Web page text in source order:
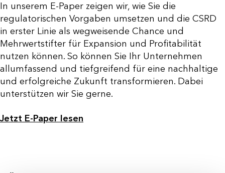
In unserem E-Paper zeigen wir, wie Sie die
regulatorischen Vorgaben umsetzen und die CSRD
in erster Linie als wegweisende Chance und
Mehrwertstifter für Expansion und Profitabilität
nutzen können. So können Sie Ihr Unternehmen
allumfassend und tiefgreifend für eine nachhaltige
und erfolgreiche Zukunft transformieren. Dabei
unterstützen wir Sie gerne.
Jetzt E-Paper lesen